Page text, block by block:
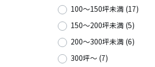
100〜150坪未満 (17)
150〜200坪未満 (5)
200〜300坪未満 (6)
300坪〜 (7)